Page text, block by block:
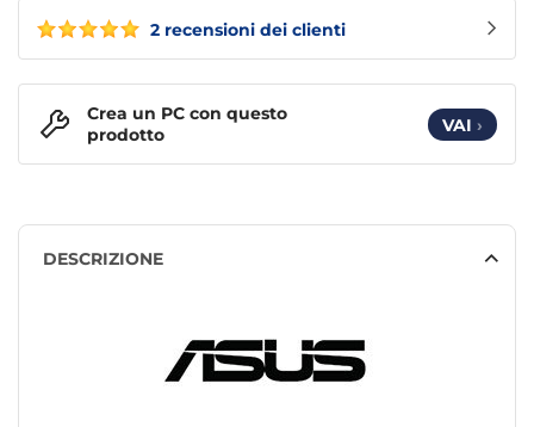
2 recensioni dei clienti
Crea un PC con questo
prodotto
VAI ›
DESCRIZIONE